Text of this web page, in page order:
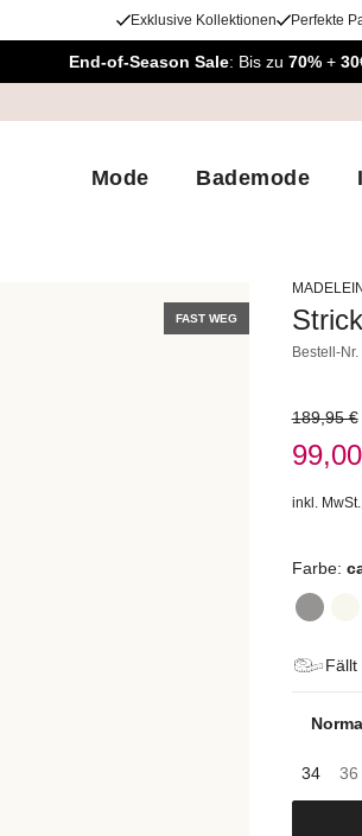
Exklusive Kollektionen Perfekte
End-of-Season Sale: Bis zu 70% +
Mode Bademode
FAST WEG
Bestell-Nr.
189,95 €
inkl. MwSt.
Farbe:
Fällt
34 36